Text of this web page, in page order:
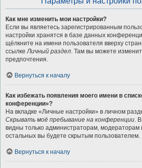
Как мне изменить мои настройки?
Если вы являетесь зарегистрированным
настройки хранятся в базе данных
щёлкните на имени пользователя вверху
ссылкеЛичный раздел. Там вы можете
предпочтения.
Вернуться к началу
Как избежать появления моего имени в
конференции»?
На вкладке «Личные настройки» в личном
Скрывать моё пребывание на конференции.
видны только администраторам, модераторам
остальных вы будете скрытым пользователем.
Вернуться к началу